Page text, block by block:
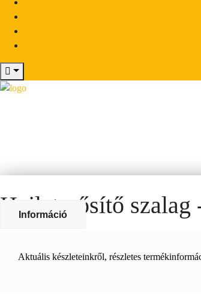
Hajlaterősítő szalag
Információ
Aktuális készleteinkről, részletes